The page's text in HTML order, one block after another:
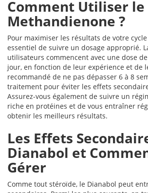
Comment Utiliser le
Methandienone ?
Pour maximiser les résultats de votre
essentiel de suivre un dosage approprié.
utilisateurs commencent avec une dose
jour, en fonction de leur expérience et de
recommandé de ne pas dépasser 6 à 8
traitement pour éviter les effets
Assurez-vous également de suivre un
riche en protéines et de vous entraîner
obtenir les meilleurs résultats.
Les Effets
Dianabol et
Gérer
Comme tout stéroïde, le Dianabol peut